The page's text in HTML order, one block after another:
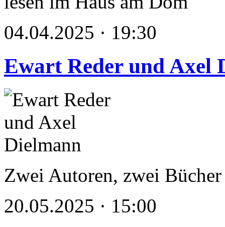
04.04.2025 · 19:30
Ewart Reder und Axel
Zwei Autoren, zwei
20.05.2025 · 15:00